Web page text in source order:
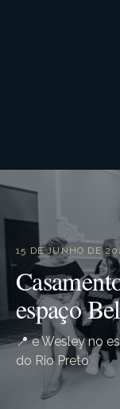
15 DE JUNHO DE
espaço
📍 e Wesley no
do Rio Preto